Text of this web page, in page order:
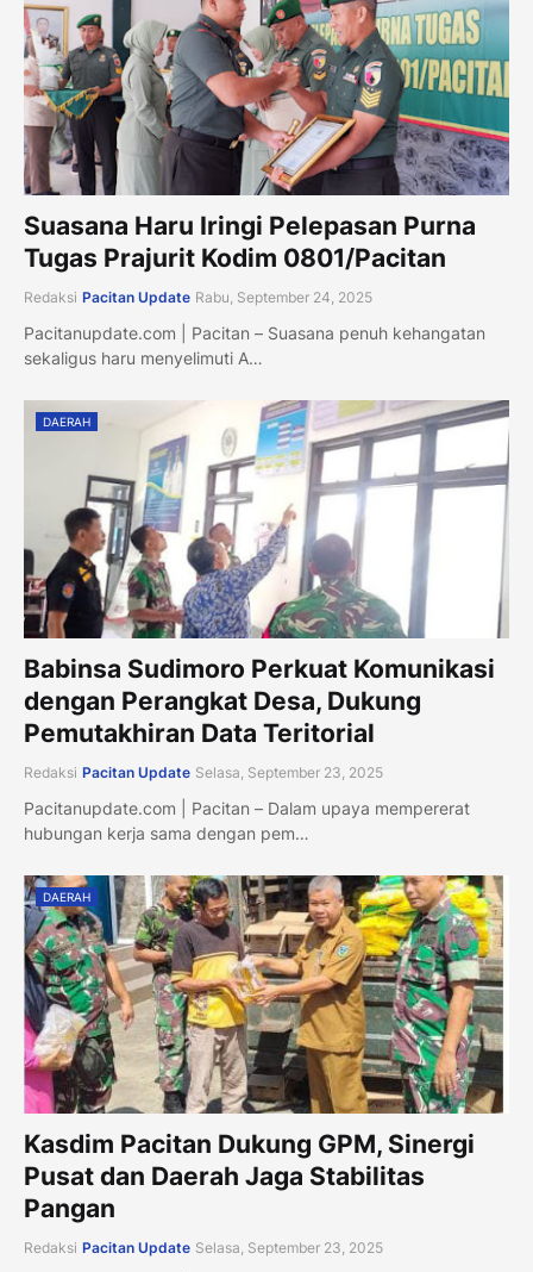
Suasana Haru Iringi Pelepasan Purna
Tugas Prajurit Kodim 0801/Pacitan
Redaksi Pacitan Update Rabu, September 24, 2025
Pacitanupdate.com | Pacitan – Suasana penuh kehangatan
sekaligus haru menyelimuti A…
DAERAH
Babinsa Sudimoro Perkuat Komunikasi
dengan Perangkat Desa, Dukung
Pemutakhiran Data Teritorial
Redaksi Pacitan Update Selasa, September 23, 2025
Pacitanupdate.com | Pacitan – Dalam upaya mempererat
hubungan kerja sama dengan pem…
DAERAH
Kasdim Pacitan Dukung GPM, Sinergi
Pusat dan Daerah Jaga Stabilitas
Pangan
Redaksi Pacitan Update Selasa, September 23, 2025